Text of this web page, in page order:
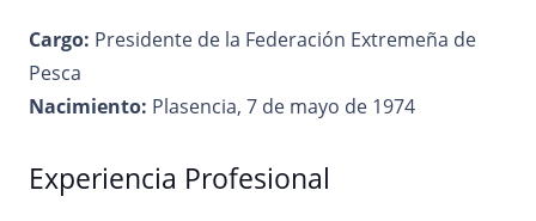
Cargo: Presidente de la Federación Extremeña de
Pesca
Nacimiento: Plasencia, 7 de mayo de 1974
Experiencia Profesional